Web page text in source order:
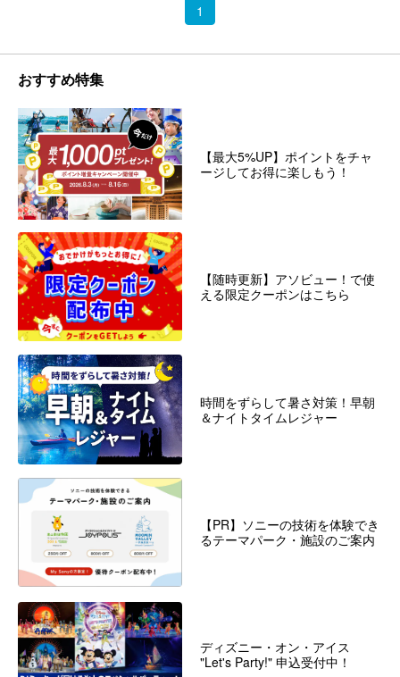
1
おすすめ特集
【最大5%UP】ポイントをチャ
ージしてお得に楽しもう！
【随時更新】アソビュー！で使
える限定クーポンはこちら
時間をずらして暑さ対策！早朝
＆ナイトタイムレジャー
【PR】ソニーの技術を体験でき
るテーマパーク・施設のご案内
ディズニー・オン・アイス
"Let's Party!" 申込受付中！